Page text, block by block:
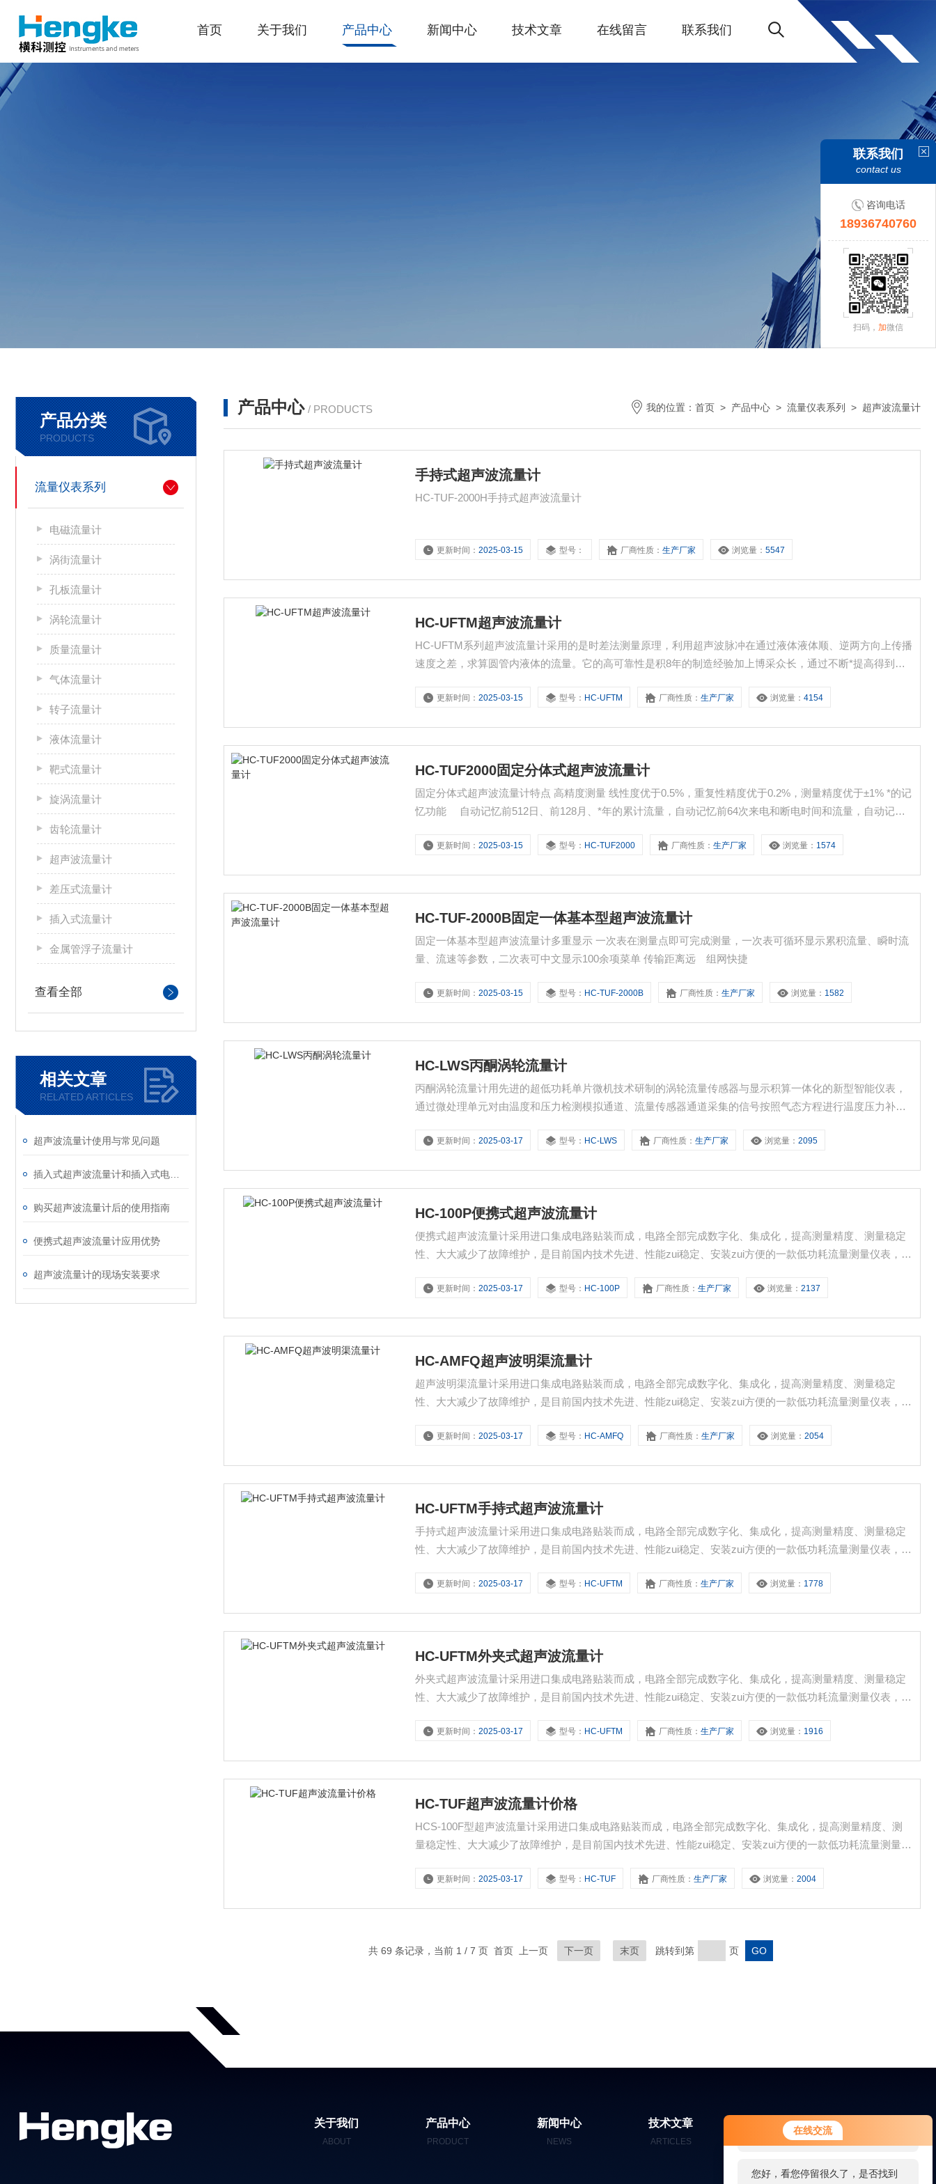
在线交流
您好！欢迎前来咨询，很高兴为您
服务，请问您要咨询什么问题呢？
您好，看您停留很久了，是否找到
首页 关于我们 产品中心 新闻中心 技术文章 在线留言 联系我们
产品分类
PRODUCTS
流量仪表系列
电磁流量计
涡街流量计
孔板流量计
涡轮流量计
质量流量计
气体流量计
转子流量计
液体流量计
靶式流量计
旋涡流量计
齿轮流量计
超声波流量计
差压式流量计
插入式流量计
金属管浮子流量计
查看全部
相关文章
RELATED ARTICLES
超声波流量计使用与常见问题
购买超声波流量计后的使用指南
便携式超声波流量计应用优势
超声波流量计的现场安装要求
产品中心 / PRODUCTS 我的位置： 首页 > 产品中心 > 流量仪表系列 > 超声波流量计
手持式超声波流量计
HC-TUF-2000H手持式超声波流量计
更新时间：2025-03-15 型号： 厂商性质：生产厂家 浏览量：5547
HC-UFTM超声波流量计
HC-UFTM系列超声波流量计采用的是时差法测量原理，利用超声波脉冲在通过液体液体顺、逆两方向上传播
速度之差，求算圆管内液体的流量。它的高可靠性是积8年的制造经验加上博采众长，通过不断*提高得到
件生产线大规模生产实现的。
更新时间：2025-03-15 型号： HC-UFTM 厂商性质：生产厂家 浏览量：4154
HC-TUF2000固定分体式超声波流量计
固定分体式超声波流量计特点 高精度测量 线性度优于0.5%，重复性精度优于0.2%，测量精度优于±1% *的记
忆功能 自动记忆前512日、前128月、*年的累计流量，自动记忆前64次来电和断电时间和流量，自动记忆
更新时间：2025-03-15 型号： HC-TUF2000 厂商性质：生产厂家 浏览量： 1574
HC-TUF-2000B固定一体基本型超声波流量计
固定一体基本型超声波流量计多重显示 一次表在测量点即可完成测量，一次表可循环显示累积流量、瞬时流
量、流速等参数，二次表可中文显示100余项菜单 传输距离远 组网快捷
更新时间：2025-03-15 型号： HC-TUF-2000B 厂商性质：生产厂家 浏览量： 1582
HC-LWS丙酮涡轮流量计
丙酮涡轮流量计用先进的超低功耗单片微机技术研制的涡轮流量传感器与显示积算一体化的新型智能仪表，
通过微处理单元对由温度和压力检测模拟通道、流量传感器通道采集的信号按照气态方程进行温度压力补
力、时间、日期、电池电量）直观的显示出来，并可输出工况、标况脉冲信号、4-20mA、RS485、IC卡信号
更新时间：2025-03-17 型号： HC-LWS 厂商性质：生产厂家 浏览量：2095
HC-100P便携式超声波流量计
便携式超声波流量计采用进口集成电路贴装而成，电路全部完成数字化、集成化，提高测量精度、测量稳定
性、大大减少了故障维护，是目前国内技术先进、性能zui稳定、安装zui方便的一款低功耗流量测量仪表，根
运算速度快、抗干扰能力强，周期采样次数高达128次，广泛应用于工业现场中的各种液体流量的在线计量。
更新时间：2025-03-17 型号： HC-100P 厂商性质：生产厂家 浏览量：2137
HC-AMFQ超声波明渠流量计
超声波明渠流量计采用进口集成电路贴装而成，电路全部完成数字化、集成化，提高测量精度、测量稳定
性、大大减少了故障维护，是目前国内技术先进、性能zui稳定、安装zui方便的一款低功耗流量测量仪表，根
运算速度快、抗干扰能力强，周期采样次数高达128次，广泛应用于工业现场中的各种液体流量的在线计量。
更新时间：2025-03-17 型号： HC-AMFQ 厂商性质：生产厂家 浏览量：2054
HC-UFTM手持式超声波流量计
手持式超声波流量计采用进口集成电路贴装而成，电路全部完成数字化、集成化，提高测量精度、测量稳定
性、大大减少了故障维护，是目前国内技术先进、性能zui稳定、安装zui方便的一款低功耗流量测量仪表，根
运算速度快、抗干扰能力强，周期采样次数高达128次，广泛应用于工业现场中的各种液体流量的在线计量。
更新时间：2025-03-17 型号： HC-UFTM 厂商性质：生产厂家 浏览量： 1778
HC-UFTM外夹式超声波流量计
外夹式超声波流量计采用进口集成电路贴装而成，电路全部完成数字化、集成化，提高测量精度、测量稳定
性、大大减少了故障维护，是目前国内技术先进、性能zui稳定、安装zui方便的一款低功耗流量测量仪表，根
运算速度快、抗干扰能力强，周期采样次数高达128次，广泛应用于工业现场中的各种液体流量的在线计量。
更新时间：2025-03-17 型号： HC-UFTM 厂商性质：生产厂家 浏览量： 1916
HC-TUF超声波流量计价格
HCS-100F型超声波流量计采用进口集成电路贴装而成，电路全部完成数字化、集成化，提高测量精度、测
量稳定性、大大减少了故障维护，是目前国内技术先进、性能zui稳定、安装zui方便的一款低功耗流量测量仪
能*、运算速度快、抗干扰能力强，周期采样次数高达128次，广泛应用于工业现场中的各种液体流量的在线
更新时间：2025-03-17 型号： HC-TUF 厂商性质：生产厂家 浏览量：2004
共 69 条记录，当前 1 / 7 页 首页 上一页 下一页 末页 跳转到第 页
关于我们
ABOUT
产品中心
PRODUCT
新闻中心
NEWS
技术文章
ARTICLES
在线留言
MESSAGES
联系我们
contact us
咨询电话
18936740760
扫码， 加微信